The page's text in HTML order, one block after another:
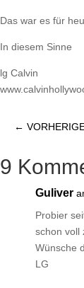
Das war es für
In diesem Sinne
lg Calvin
←
9
Guliver
Probier
schon voll
Wünsche
LG